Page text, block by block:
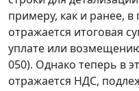
примеру, как и ранее,
отражается итоговая
уплате или
050). Однако теперь в
отражается НДС,